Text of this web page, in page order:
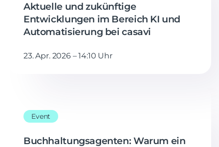
Aktuelle und zukünftige
Entwicklungen im Bereich KI und
Automatisierung bei casavi
23. Apr. 2026 – 14:10 Uhr
Event
Buchhaltungsagenten: Warum ein